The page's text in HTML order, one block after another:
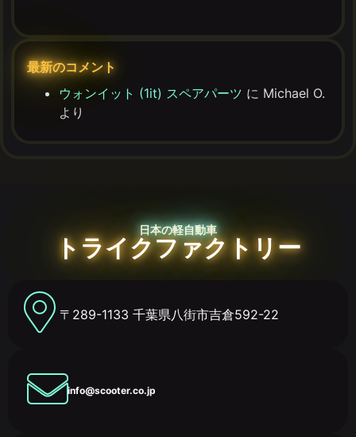
最新のコメント
ウォンイット (1it) スペアパーツ に Michael O.
より
日本の軽自動車
トライクファクトリー
〒289-1133 千葉県八街市吉倉592-22
info@scooter.co.jp